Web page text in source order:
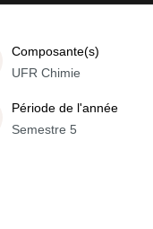
Composante(s)
UFR Chimie
Période de l'année
Semestre 5